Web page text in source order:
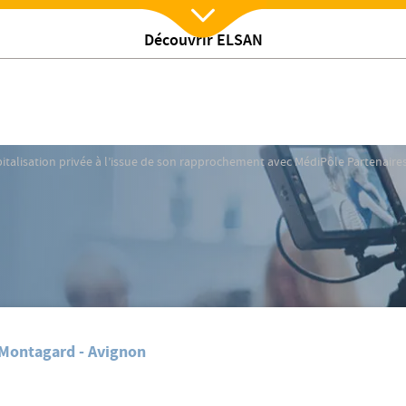
Découvrir ELSAN
privée à l’issue de son rapprochement avec
Nx:Afficher menu
privée à l’issue de son rapprochement avec MédiPôle Partenaires
- Avignon